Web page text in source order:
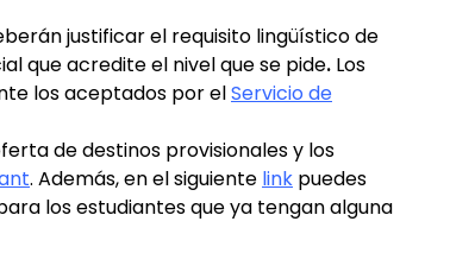
justificar el requisito lingüístico de
que acredite el nivel que se pide. Los
los aceptados por elServicio de
de destinos provisionales y los
. Además, en el siguiente link puedes
los estudiantes que ya tengan alguna